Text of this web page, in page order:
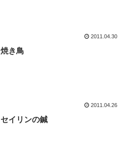
2011.04.30
焼き鳥
2011.04.26
セイリンの鍼